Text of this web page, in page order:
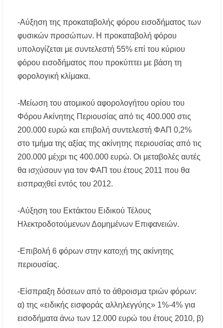
-Αύξηση της προκαταβολής φόρου εισοδήματος των
φυσικών προσώπων. Η προκαταβολή φόρου
υπολογίζεται με συντελεστή 55% επί του κύριου
φόρου εισοδήματος που προκύπτει με βάση τη
φορολογική κλίμακα.
-Μείωση του ατομικού αφορολογήτου ορίου του
Φόρου Ακίνητης Περιουσίας από τις 400.000 στις
200.000 ευρώ και επιβολή συντελεστή ΦΑΠ 0,2%
στο τμήμα της αξίας της ακίνητης περιουσίας από τις
200.000 μέχρι τις 400.000 ευρώ. Οι μεταβολές αυτές
θα ισχύσουν για τον ΦΑΠ του έτους 2011 που θα
εισπραχθεί εντός του 2012.
-Αύξηση του Εκτάκτου Ειδικού Τέλους
Ηλεκτροδοτούμενων Δομημένων Επιφανειών.
-Επιβολή 6 φόρων στην κατοχή της ακίνητης
περιουσίας.
-Είσπραξη δόσεων από το άθροισμα τριών φόρων:
α) της «ειδικής εισφοράς αλληλεγγύης» 1%-4% για
εισοδήματα άνω των 12.000 ευρώ του έτους 2010, β)